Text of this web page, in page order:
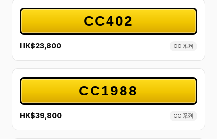
CC402
HK$23,800 CC 系列
CC1988
HK$39,800 CC 系列